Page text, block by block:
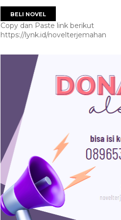
BELI NOVEL
Copy dan Paste link berikut
https://lynk.id/novelterjemahan